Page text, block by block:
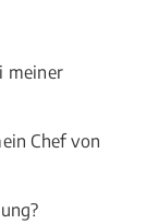
meiner
Chef von